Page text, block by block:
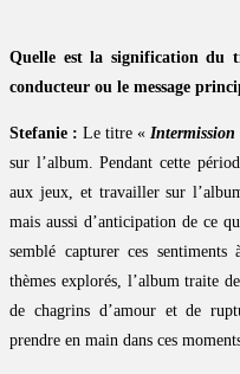
Quelle est la signification du
conducteur ou le message
Stefanie : Le titre « Intermission
sur l’album. Pendant cette
aux jeux, et travailler sur
mais aussi d’anticipation de ce
semblé capturer ces
thèmes explorés, l’album traite
de chagrins d’amour et de
prendre en main dans ces